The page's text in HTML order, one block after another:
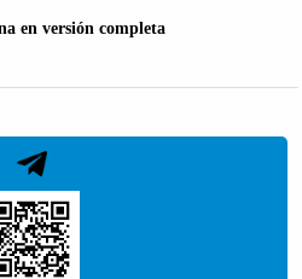
en versión completa